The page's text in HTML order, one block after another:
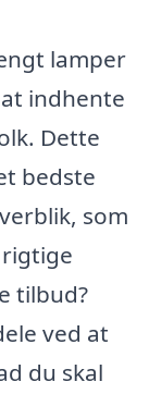
lamper
indhente
Dette
bedste
som
tilbud?
ved at
du skal